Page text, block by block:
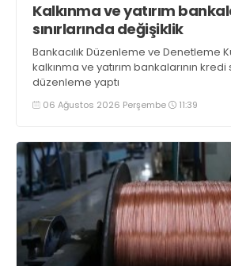
Kalkınma ve yatırım
sınırlarında değişiklik
Bankacılık Düzenleme ve Denetleme
kalkınma ve yatırım bankalarının kredi
düzenleme yaptı
06 Ağustos 2026 Perşembe 11:39